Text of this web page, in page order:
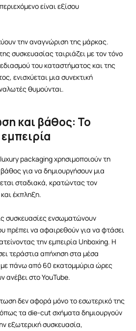
είναι εξίσου
την αναγνώριση της μάρκας.
συσκευασίας ταιριάζει με τον τόνο
του καταστήματος και της
ενισχύεται μια συνεκτική
θυμούνται.
και βάθος: Το
packaging χρησιμοποιούν τη
για να δημιουργήσουν μια
σταδιακά, κρατώντας τον
έκπληξη.
συσκευασίες ενσωματώνουν
πρέπει να αφαιρεθούν για να φτάσει
την εμπειρία Unboxing. Η
τεράστια απήχηση στα μέσα
με πάνω από 60 εκατομμύρια ώρες
ανέβει στο YouTube.
δεν αφορά μόνο το εσωτερικό της
όπως τα die-cut σχήματα δημιουργούν
εξωτερική συσκευασία,